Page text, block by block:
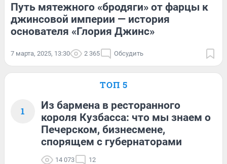
Путь мятежного «бродяги» от фарцы к
джинсовой империи — история
основателя «Глория Джинс»
7 марта, 2025, 13:30 2 365 Обсудить
ТОП 5
1
Из бармена в ресторанного
короля Кузбасса: что мы знаем о
Печерском, бизнесмене,
спорящем с губернаторами
14 073 12